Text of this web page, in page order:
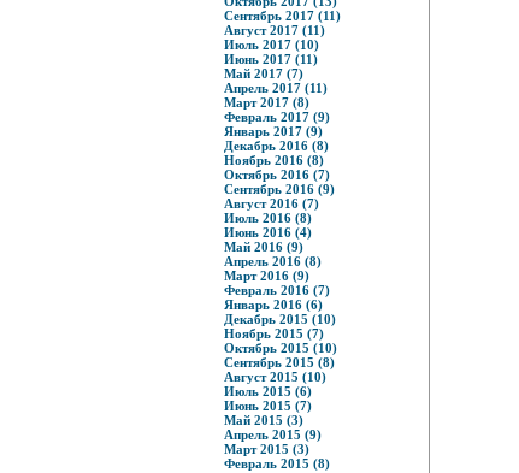
Сентябрь 2017 (11)
Август 2017 (11)
Июль 2017 (10)
Июнь 2017 (11)
Май 2017 (7)
Апрель 2017 (11)
Март 2017 (8)
Февраль 2017 (9)
Январь 2017 (9)
Декабрь 2016 (8)
Ноябрь 2016 (8)
Октябрь 2016 (7)
Сентябрь 2016 (9)
Август 2016 (7)
Июль 2016 (8)
Июнь 2016 (4)
Май 2016 (9)
Апрель 2016 (8)
Март 2016 (9)
Февраль 2016 (7)
Январь 2016 (6)
Декабрь 2015 (10)
Ноябрь 2015 (7)
Октябрь 2015 (10)
Сентябрь 2015 (8)
Август 2015 (10)
Июль 2015 (6)
Июнь 2015 (7)
Май 2015 (3)
Апрель 2015 (9)
Март 2015 (3)
Февраль 2015 (8)